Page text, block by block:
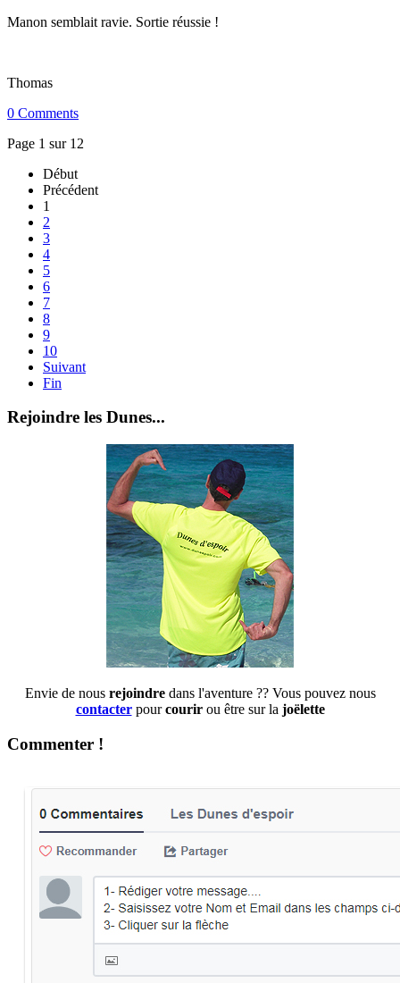
Manon semblait ravie. Sortie réussie !
Thomas
0 Comments
Page 1 sur 12
Début
Précédent
1
2
3
4
5
6
7
8
9
10
Suivant
Fin
Rejoindre les Dunes...
Envie de nous rejoindre dans l'aventure ?? Vous pouvez nous
contacterpourcourir ou être sur la joëlette
Commenter !